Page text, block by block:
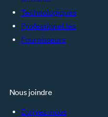
Technologiques
Professionel.les
Fournisseurs
Nous joindre
Écrivez-nous